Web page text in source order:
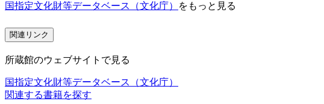
国指定文化財等データベース（文化庁） をもっと見る
関連リンク
所蔵館のウェブサイトで見る
国指定文化財等データベース（文化庁）
関連する書籍を探す